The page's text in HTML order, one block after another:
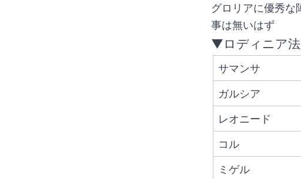
グロリアに優秀な
事は無いはず
▼ロディニア
サマンサ
ガルシア
レオニード
コル
ミゲル